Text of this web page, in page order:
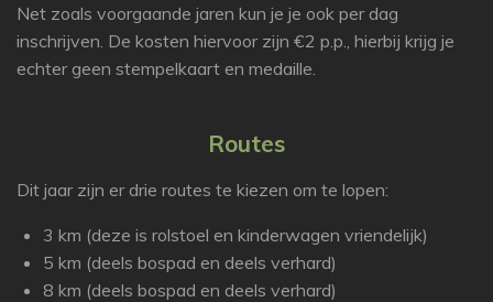
Net zoals voorgaande jaren kun je je ook per dag
inschrijven. De kosten hiervoor zijn €2 p.p., hierbij krijg je
echter geen stempelkaart en medaille.
Routes
Dit jaar zijn er drie routes te kiezen om te lopen:
3 km (deze is rolstoel en kinderwagen vriendelijk)
5 km (deels bospad en deels verhard)
8 km (deels bospad en deels verhard)